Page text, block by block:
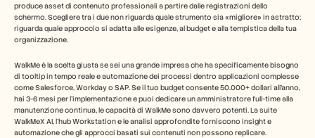
produce asset di contenuto professionali a partire dalle registrazioni dello
schermo. Scegliere tra i due non riguarda quale strumento sia «migliore» in astratto;
riguarda quale approccio si adatta alle esigenze, al budget e alla tempistica della tua
organizzazione.
WalkMe è la scelta giusta se sei una grande impresa che ha specificamente bisogno
di tooltip in tempo reale e automazione dei processi dentro applicazioni complesse
come Salesforce, Workday o SAP. Se il tuo budget consente 50.000+ dollari all'anno,
hai 3-6 mesi per l'implementazione e puoi dedicare un amministratore full-time alla
manutenzione continua, le capacità di WalkMe sono davvero potenti. La suite
WalkMeX AI, l'hub Workstation e le analisi approfondite forniscono insight e
automazione che gli approcci basati sui contenuti non possono replicare.